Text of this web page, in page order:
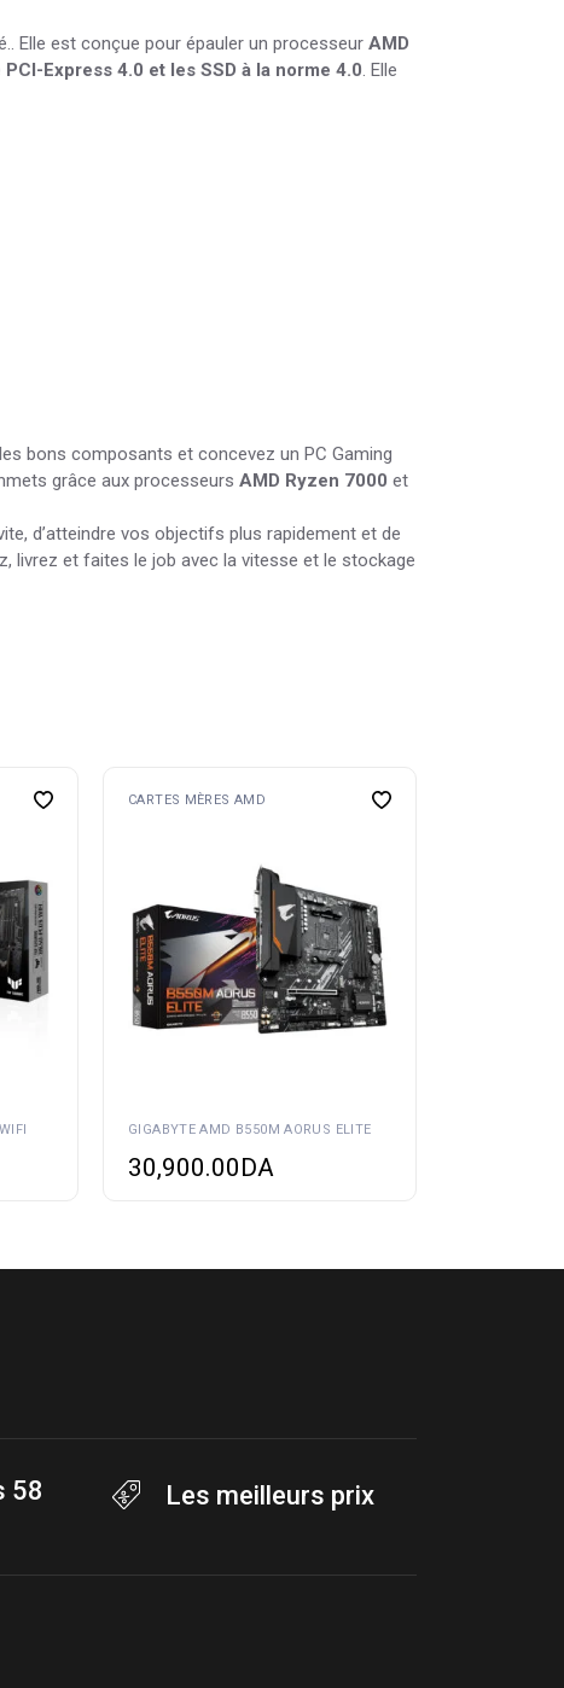
Elle est conçue pour épauler un processeur AMD
Express 4.0 et les SSD à la norme 4.0. Elle
bons composants et concevez un PC Gaming
grâce aux processeurs AMD Ryzen 7000 et
d’atteindre vos objectifs plus rapidement et de
livrez et faites le job avec la vitesse et le stockage
CARTES MÈRES AMD
GIGABYTE AMD B550M AORUS ELITE
30,900.00DA
58
Les meilleurs prix